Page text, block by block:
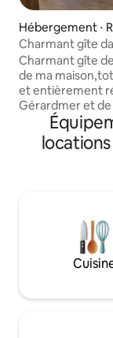
Hébergement ⋅
Charmant gîte
Charmant gîte
de ma
et entièrement
Gérardmer et de
est située dans
Rochesson,
randonnée,y
logement
doubles (draps
serviettes de